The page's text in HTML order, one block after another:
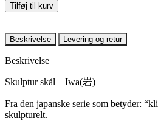
Tilføj til kurv
Beskrivelse Levering og retur
Beskrivelse
Skulptur skål – Iwa(岩)
Fra den japanske serie som betyder:
skulpturelt.